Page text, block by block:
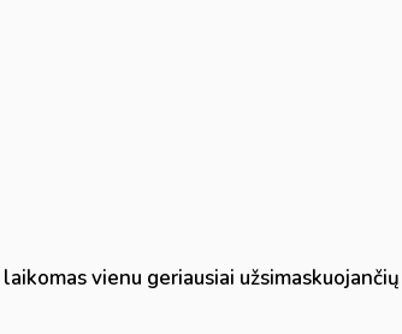
vienu geriausiai užsimaskuojančių